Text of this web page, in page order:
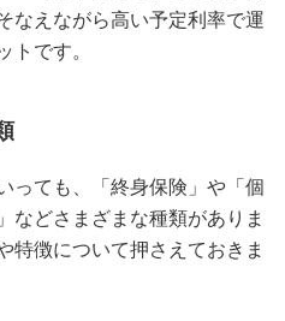
なえながら高い予定利率で運
トです。
っても、「終身保険」や「個
などさまざまな種類がありま
特徴について押さえておきま